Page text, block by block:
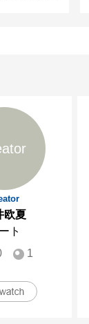
欧夏
ト
1